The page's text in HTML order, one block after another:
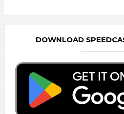
DOWNLOAD